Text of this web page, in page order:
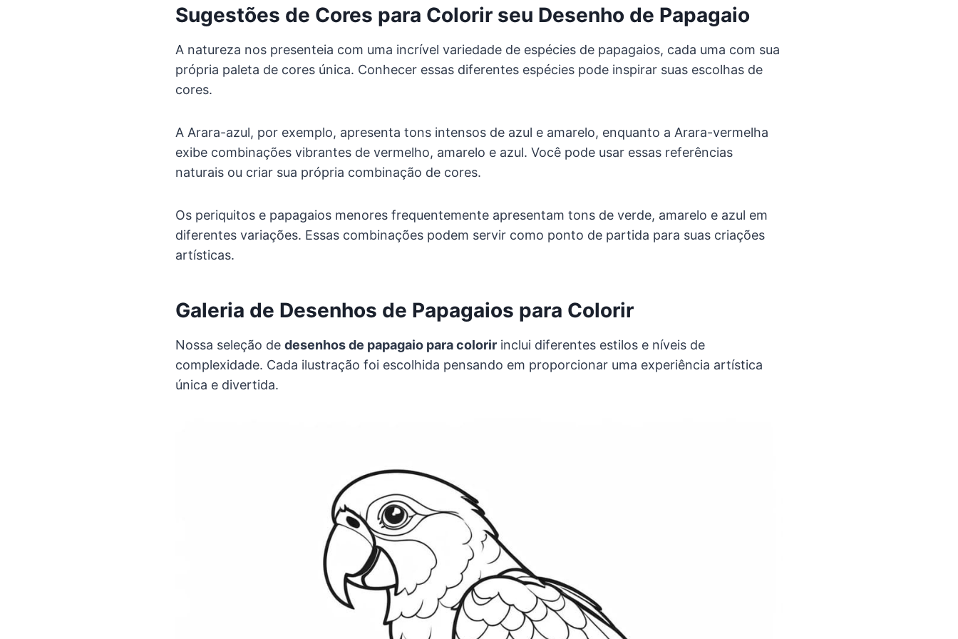
Sugestões de Cores para Colorir seu Desenho de Papagaio
A natureza nos presenteia com uma incrível variedade de espécies de papagaios, cada uma com sua
própria paleta de cores única. Conhecer essas diferentes espécies pode inspirar suas escolhas de
cores.
A Arara-azul, por exemplo, apresenta tons intensos de azul e amarelo, enquanto a Arara-vermelha
exibe combinações vibrantes de vermelho, amarelo e azul. Você pode usar essas referências
naturais ou criar sua própria combinação de cores.
Os periquitos e papagaios menores frequentemente apresentam tons de verde, amarelo e azul em
diferentes variações. Essas combinações podem servir como ponto de partida para suas criações
artísticas.
Galeria de Desenhos de Papagaios para Colorir
Nossa seleção de desenhos de papagaio para colorir inclui diferentes estilos e níveis de
complexidade. Cada ilustração foi escolhida pensando em proporcionar uma experiência artística
única e divertida.